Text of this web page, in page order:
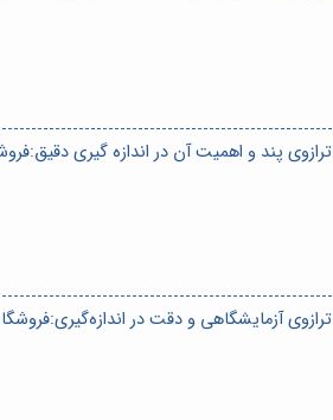
ترازوی پند و اهمیت آن در اندازه گیری
ترازوی آزمایشگاهی و دقت در